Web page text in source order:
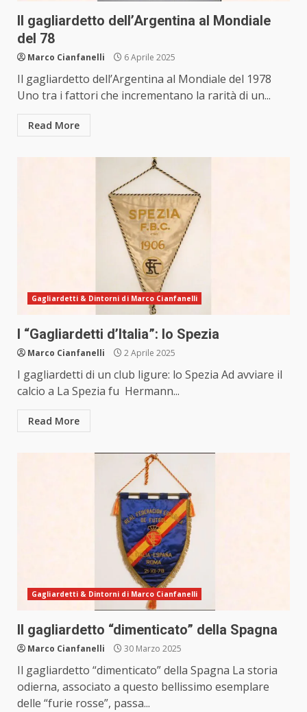
Il gagliardetto dell’Argentina al Mondiale
del 78
Marco Cianfanelli 6 Aprile 2025
Il gagliardetto dell’Argentina al Mondiale del 1978
Uno tra i fattori che incrementano la rarità di un...
Read More
Gagliardetti & Dintorni di Marco Cianfanelli
I “Gagliardetti d’Italia”: lo Spezia
Marco Cianfanelli 2 Aprile 2025
I gagliardetti di un club ligure: lo Spezia Ad avviare il
calcio a La Spezia fu Hermann...
Read More
Gagliardetti & Dintorni di Marco Cianfanelli
Il gagliardetto “dimenticato” della Spagna
Marco Cianfanelli 30 Marzo 2025
Il gagliardetto “dimenticato” della Spagna La storia
odierna, associato a questo bellissimo esemplare
delle “furie rosse”, passa...